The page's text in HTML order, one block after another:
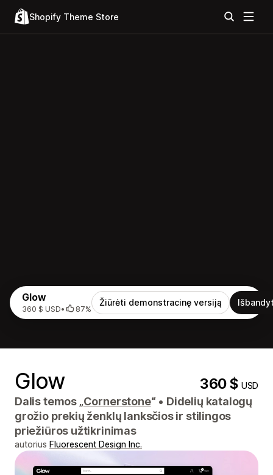
Shopify Theme Store
Glow
360 $ USD• 87%
Žiūrėti demonstracinę versiją
Glow 360 $USD
Dalis temos „Cornerstone“ • Didelių katalogų
grožio prekių ženklų lanksčios ir stilingos
priežiūros užtikrinimas
autorius Fluorescent Design Inc.